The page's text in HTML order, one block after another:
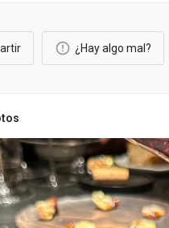
¿Hay algo mal?